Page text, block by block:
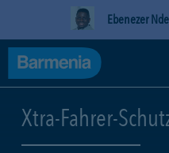
Ebenezer
Xtra-Fahrer-